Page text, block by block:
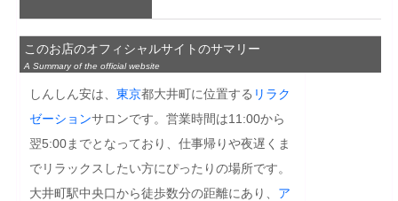
このお店のオフィシャルサイトのサマリー
A Summary of the official website
しんしん安は、 東京都大井町に位置する リラク
ゼーションサロンです。営業時間は11:00から
翌5:00までとなっており、仕事帰りや夜遅くま
でリラックスしたい方にぴったりの場所です。
大井町駅中央口から徒歩数分の距離にあり、 ア